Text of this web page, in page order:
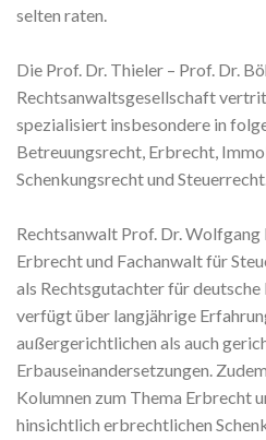
selten raten.
Die Prof. Dr. Thieler – Prof. Dr.
Rechtsanwaltsgesellschaft
spezialisiert insbesondere in
Betreuungsrecht, Erbrecht,
Schenkungsrecht und
Rechtsanwalt Prof. Dr.
Erbrecht und Fachanwalt für
als Rechtsgutachter für
verfügt über langjährige
außergerichtlichen als auch
Erbauseinandersetzungen.
Kolumnen zum Thema Erbrecht
hinsichtlich erbrechtlichen